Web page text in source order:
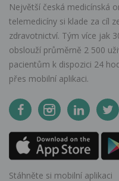
Největší česká medicínská
telemedicíny si klade za cíl
zdravotnictví. Tým více jak
obslouží průměrně 2 500
pacientům k dispozici 24
přes mobilní aplikaci.
Stáhněte si mobilní aplikaci